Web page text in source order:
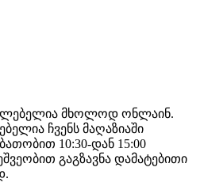
მხოლოდ ონლაინ.
ჩვენს მაღაზიაში
10:30-დან 15:00
გაგზავნა დამატებითი